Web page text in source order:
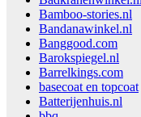
Bamboo-stories.nl
Bandanawinkel.nl
Banggood.com
Barokspiegel.nl
Barrelkings.com
basecoat en topcoat
Batterijenhuis.nl